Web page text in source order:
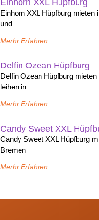
Einhorn XXL Hüpfburg
Einhorn XXL Hüpfburg mieten
und
Merhr Erfahren
Delfin Ozean Hüpfburg
Delfin Ozean Hüpfburg mieten
leihen in
Merhr Erfahren
Candy Sweet XXL
Candy Sweet XXL Hüpfburg
Bremen
Merhr Erfahren